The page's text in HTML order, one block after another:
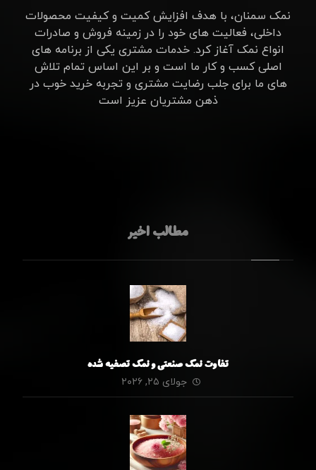
نمک سمنان، با هدف افزایش کمیت و کیفیت محصولات
داخلی، فعالیت های خود را در زمینه فروش و صادرات
انواع نمک آغاز کرد. خدمات مشتری یکی از برنامه های
اصلی کسب و کار ما است و بر این اساس تمام تلاش
های ما برای جلب رضایت مشتری و تجربه خرید خوب در
ذهن مشتریان عزیز است
مطالب اخیر
تفاوت نمک صنعتی و نمک تصفیه شده
جولای ۲۵, ۲۰۲۶